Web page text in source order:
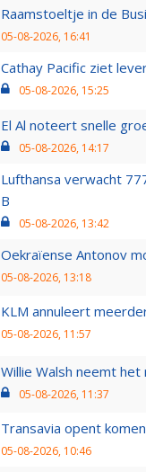
Raamstoeltje in de
05-08-2026, 16:41
Cathay Pacific ziet
05-08-2026, 15:25
El Al noteert snelle
05-08-2026, 14:17
Lufthansa verwacht
B
05-08-2026, 13:42
Oekraïense Antonov
05-08-2026, 13:18
KLM annuleert
05-08-2026, 11:57
Willie Walsh neemt
05-08-2026, 11:37
Transavia opent
05-08-2026, 10:46